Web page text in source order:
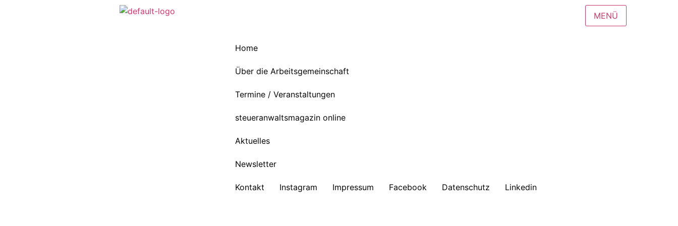
MENÜ
Home
Über die Arbeitsgemeinschaft
Termine / Veranstaltungen
steueranwaltsmagazin online
Aktuelles
Newsletter
Kontakt Instagram Impressum Facebook Datenschutz Linkedin